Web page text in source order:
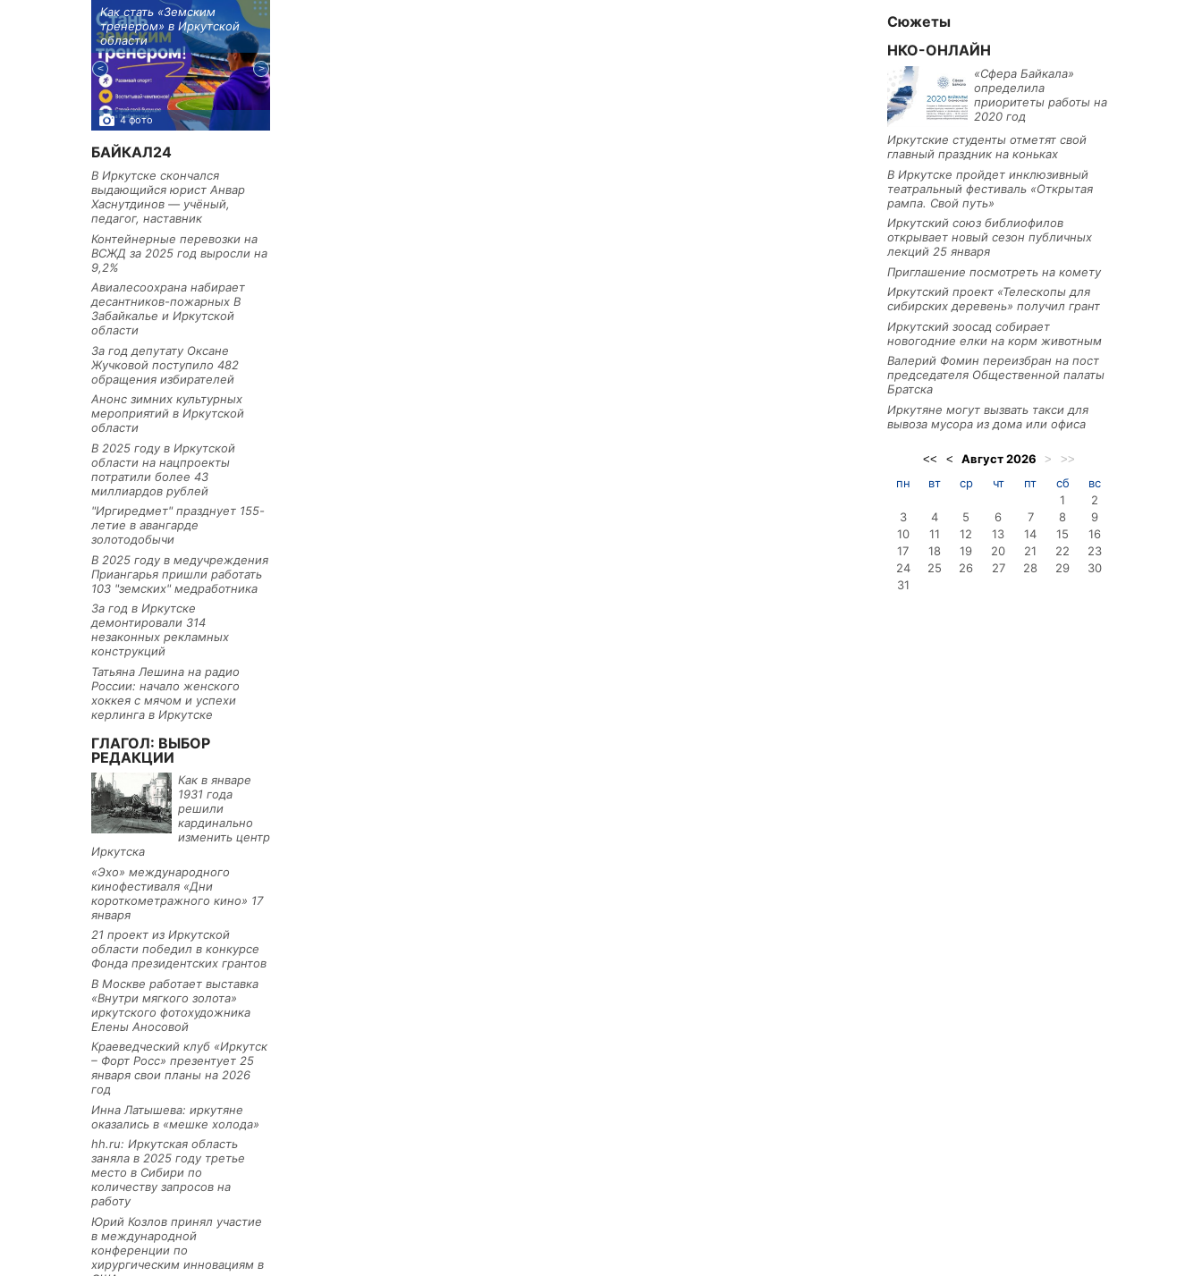
Как стать «Земским
тренером» в Иркутской
области
4 фото
БАЙКАЛ24
В Иркутске скончался
выдающийся юрист Анвар
Хаснутдинов — учёный,
педагог, наставник
Контейнерные перевозки на
ВСЖД за 2025 год выросли на
9,2%
Авиалесоохрана набирает
десантников-пожарных В
Забайкалье и Иркутской
области
За год депутату Оксане
Жучковой поступило 482
обращения избирателей
Анонс зимних культурных
мероприятий в Иркутской
области
В 2025 году в Иркутской
области на нацпроекты
потратили более 43
миллиардов рублей
"Иргиредмет" празднует 155-
летие в авангарде
золотодобычи
В 2025 году в медучреждения
Приангарья пришли работать
103 "земских" медработника
За год в Иркутске
демонтировали 314
незаконных рекламных
конструкций
Татьяна Лешина на радио
России: начало женского
хоккея с мячом и успехи
керлинга в Иркутске
ГЛАГОЛ: ВЫБОР
РЕДАКЦИИ
Как в январе
1931 года
решили
кардинально
изменить центр
Иркутска
«Эхо» международного
кинофестиваля «Дни
короткометражного кино» 17
января
21 проект из Иркутской
области победил в конкурсе
Фонда президентских грантов
В Москве работает выставка
«Внутри мягкого золота»
иркутского фотохудожника
Елены Аносовой
Краеведческий клуб «Иркутск
– Форт Росс» презентует 25
января свои планы на 2026
год
Инна Латышева: иркутяне
оказались в «мешке холода»
hh.ru: Иркутская область
заняла в 2025 году третье
место в Сибири по
количеству запросов на
работу
Юрий Козлов принял участие
в международной
конференции по
хирургическим инновациям в
Сюжеты
НКО-ОНЛАЙН
«Сфера Байкала»
определила
приоритеты работы на
2020 год
Иркутские студенты отметят свой
главный праздник на коньках
В Иркутске пройдет инклюзивный
театральный фестиваль «Открытая
рампа. Свой путь»
Иркутский союз библиофилов
открывает новый сезон публичных
лекций 25 января
Приглашение посмотреть на комету
Иркутский проект «Телескопы для
сибирских деревень» получил грант
Иркутский зоосад собирает
новогодние елки на корм животным
Валерий Фомин переизбран на пост
председателя Общественной палаты
Братска
Иркутяне могут вызвать такси для
вывоза мусора из дома или офиса
<< < Август2026 > >>
пн вт ср чт пт сб
вс
1
2
3
4 5 6 7 8
9
10
11 12 13 14 15
16
17
18 19 20 21 22
23
24
25 26 27 28 29
30
31